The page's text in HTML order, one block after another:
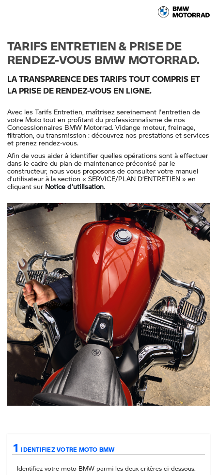
TARIFS ENTRETIEN & PRISE DE
RENDEZ-VOUS BMW MOTORRAD.
LA TRANSPARENCE DES TARIFS TOUT COMPRIS ET
LA PRISE DE RENDEZ-VOUS EN LIGNE.
Avec les Tarifs Entretien, maîtrisez sereinement l'entretien de
votre Moto tout en profitant du professionnalisme de nos
Concessionnaires BMW Motorrad. Vidange moteur, freinage,
filtration, ou transmission : découvrez nos prestations et services
et prenez rendez-vous.
Afin de vous aider à identifier quelles opérations sont à effectuer
dans le cadre du plan de maintenance préconisé par le
constructeur, nous vous proposons de consulter votre manuel
d’utilisateur à la section « SERVICE/PLAN D’ENTRETIEN » en
cliquant sur Notice d'utilisation.
1 IDENTIFIEZ VOTRE MOTO BMW
Identifiez votre moto BMW parmi les deux critères ci-dessous.